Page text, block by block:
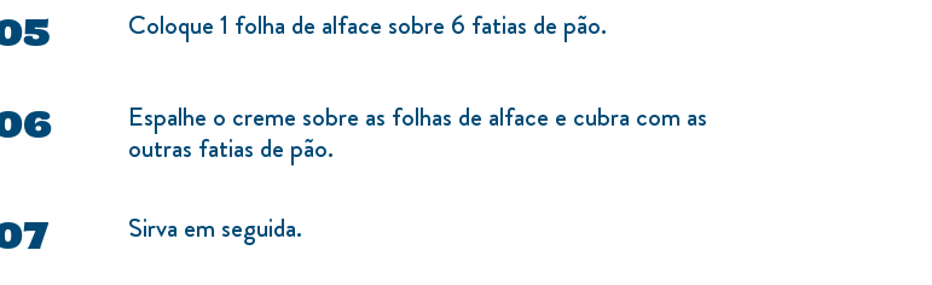
Coloque 1 folha de alface sobre 6 fatias de pão.
Espalhe o creme sobre as folhas de alface e cubra com as
outras fatias de pão.
Sirva em seguida.